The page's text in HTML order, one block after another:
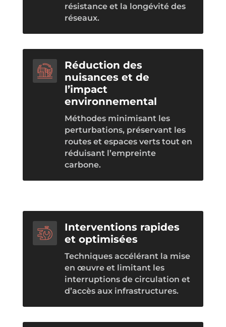
résistance et la longévité des
réseaux.
Réduction des
nuisances et de
l’impact
environnemental
Méthodes minimisant les
perturbations, préservant les
routes et espaces verts tout en
réduisant l’empreinte
carbone.
Interventions rapides
et optimisées
Techniques accélérant la mise
en œuvre et limitant les
interruptions de circulation et
d’accès aux infrastructures.